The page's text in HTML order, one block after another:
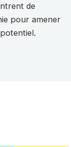
de
pour amener